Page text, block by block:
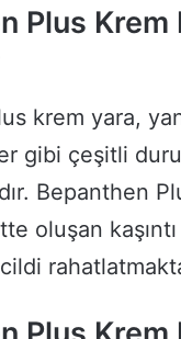
Plus Krem
krem yara,
gibi çeşitli
Bepanthen
oluşan kaşıntı